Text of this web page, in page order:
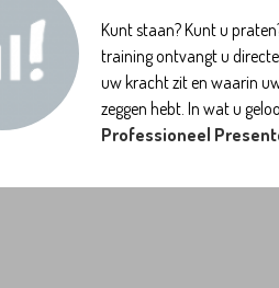
Kunt staan? Kunt u
training ontvangt u
uw kracht zit en waarin
zeggen hebt. In wat u
Professioneel